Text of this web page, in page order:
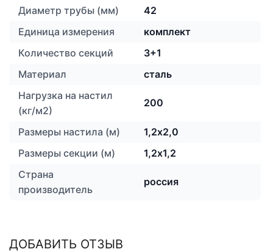
Диаметр трубы (мм)
42
Единица измерения
комплект
Количество секций
3+1
Материал
сталь
Нагрузка на настил
(кг/м2)
200
Размеры настила (м)
1,2х2,0
Размеры секции (м)
1,2х1,2
Страна
производитель
россия
ДОБАВИТЬ ОТЗЫВ